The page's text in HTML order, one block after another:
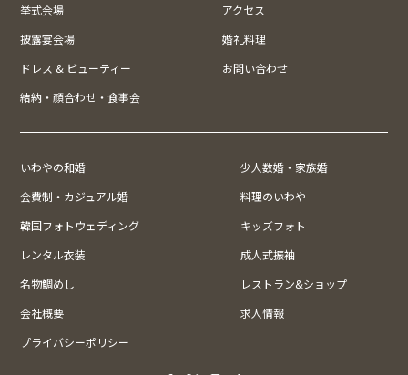
挙式会場
アクセス
披露宴会場
婚礼料理
ドレス & ビューティー
お問い合わせ
結納・顔合わせ・食事会
いわやの和婚
少人数婚・家族婚
会費制・カジュアル婚
料理のいわや
韓国フォトウェディング
キッズフォト
レンタル衣装
成人式振袖
名物鯛めし
レストラン&ショップ
会社概要
求人情報
プライバシーポリシー